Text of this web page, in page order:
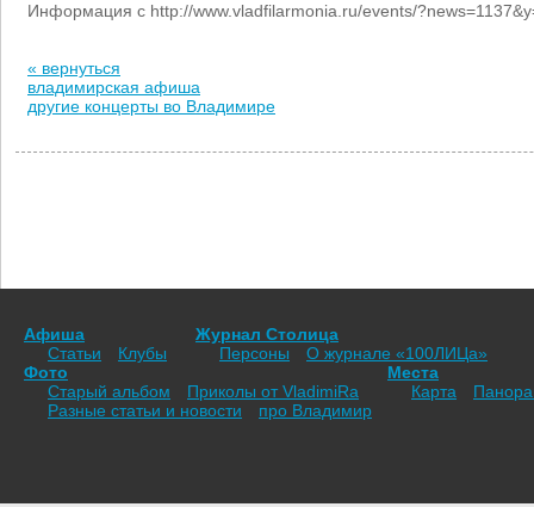
Информация с http://www.vladfilarmonia.ru/events/
« вернуться
владимирская афиша
другие концерты во Владимире
Афиша
Статьи
Клубы
Журнал Столица
Персоны
О журнале «100ЛИЦа»
Фото
Старый альбом
Приколы от VladimiRа
Места
Карта
Разные статьи и новости
про Владимир